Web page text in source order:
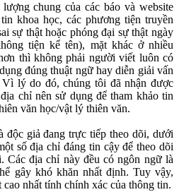
chung của các báo và website
khoa học, các phương tiện truyền
sự thật hoặc phóng đại sự thật ngày
tiện kể tên), mặt khác ở nhiều
thì không phải người viết luôn có
đúng thuật ngữ hay diễn giải vấn
lý do đó, chúng tôi đã nhận được
chỉ nên sử dụng để tham khảo tin
văn học/vật lý thiên văn.
độc giả đang trực tiếp theo dõi, dưới
số địa chỉ đáng tin cậy để theo dõi
Các địa chỉ này đều có ngôn ngữ là
gây khó khăn nhất định. Tuy vậy,
nhất tính chính xác của thông tin.